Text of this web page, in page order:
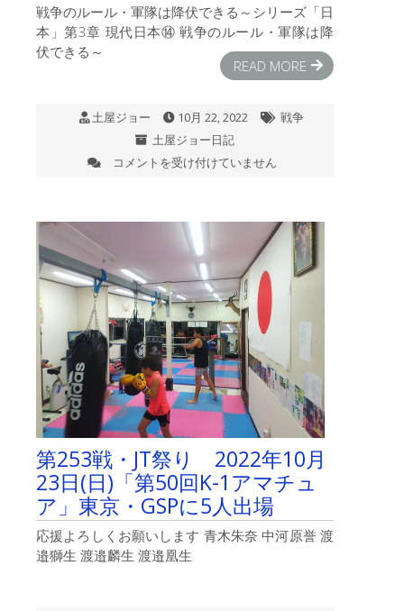
戦争のルール・軍隊は降伏できる～シリーズ「日
本」第3章 現代日本⑭ 戦争のルール・軍隊は降
伏できる～
READ MORE
土屋ジョー 10月 22, 2022
戦争
土屋ジョー日記
武
グ・
ヒ
バ
リ
ク
ラ
ブ
～
武
田
邦
彦
先
の
話
を
聴
コメントを受け付けていません
第253戦・JT祭り 2022年10月
23日(日)「第50回K-1アマチュ
ア」東京・GSPに5人出場
応援よろしくお願いします 青木朱奈 中河原誉 渡
邉獅生 渡邉麟生 渡邉凰生